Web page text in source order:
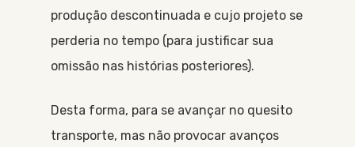
produção descontinuada e cujo projeto se
perderia no tempo (para justificar sua
omissão nas histórias posteriores).
Desta forma, para se avançar no quesito
transporte, mas não provocar avanços